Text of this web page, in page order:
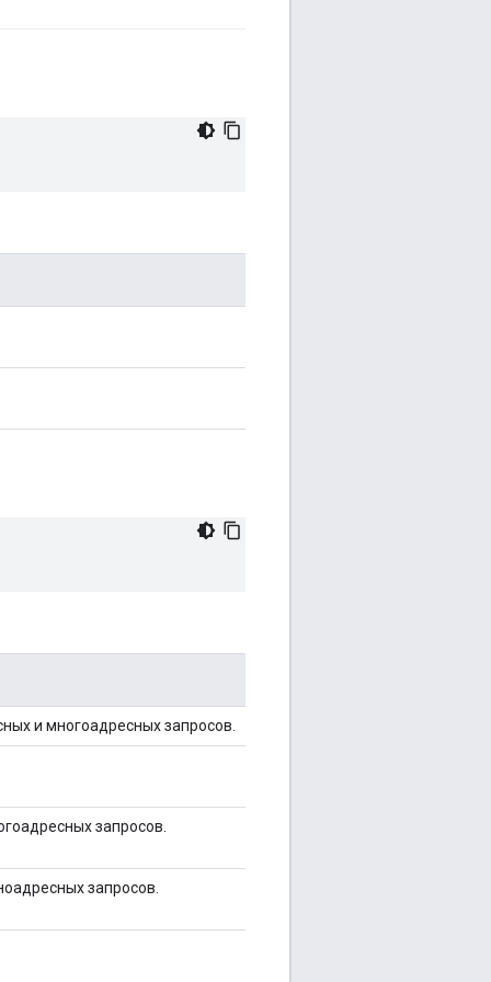
и многоадресных запросов.
запросов.
запросов.